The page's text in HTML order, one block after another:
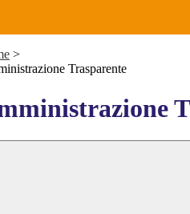
>
Trasparente